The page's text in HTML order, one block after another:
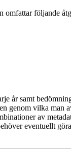
omfattar följande
år samt
genom vilka man
av
eventuellt